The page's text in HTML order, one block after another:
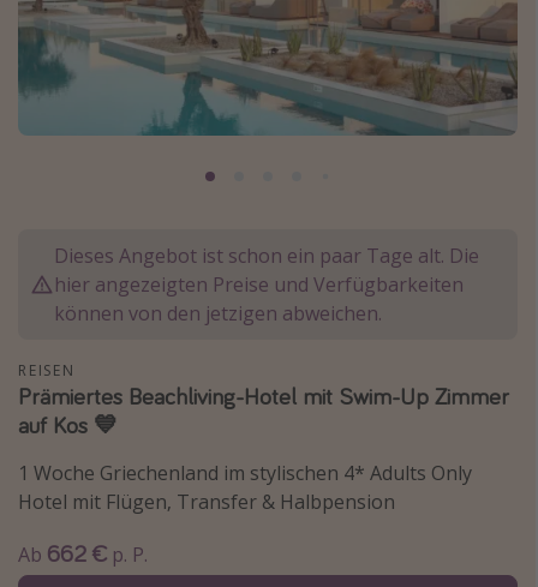
Alle Reiseziele
Bodensee Urlaub
Gozo Urlaub
Normandie Urlaub
Kefalonia Urlaub
Krabi Urlaub
Sri Lanka Rundreise
Japan Rundreise
Reisethemen
Wellnessurlaub
Dieses Angebot ist schon ein paar Tage alt. Die
hier angezeigten Preise und Verfügbarkeiten
können von den jetzigen abweichen.
REISEN
Prämiertes Beachliving-Hotel mit Swim-Up Zimmer
auf Kos 💙
1 Woche Griechenland im stylischen 4* Adults Only
Hotel mit Flügen, Transfer & Halbpension
Ab 662 € p. P.